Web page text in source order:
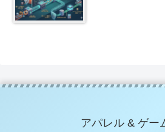
アパレル & ゲー